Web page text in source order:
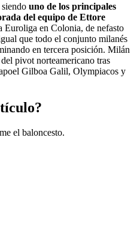
siendo uno de los principales
del equipo de Ettore
Euroliga en Colonia, de nefasto
que todo el conjunto milanés
en tercera posición. Milán
pivot norteamericano tras
Gilboa Galil, Olympiacos y
el baloncesto.